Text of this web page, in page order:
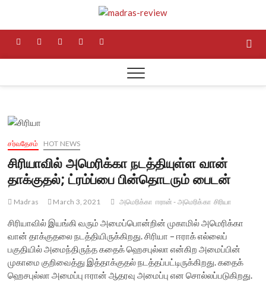
i
t
c
Madras
MEDIA
c
b
o
o
i
e
r
s
g
r
a
n
e
n
i
சர்வதேசம் HOT NEWS
சிரியாவில் அமெரிக்கா நடத்தியுள்ள வான்
தாக்குதல்; ட்ரம்ப்பை பின்தொடரும் பைடன்
Madras March 3, 2021 அமெரிக்கா ஈரான் - அமெரிக்கா சிரியா
சிரியாவில் இயங்கி வரும் அமைப்பொன்றின் முகாமில் அமெரிக்கா
வான் தாக்குதலை நடத்தியிருக்கிறது. சிரியா – ஈராக் எல்லைப்
பகுதியில் அமைந்திருந்த கதைக் ஹெசபுல்லா என்கிற அமைப்பின்
முகாமை குறிவைத்து இத்தாக்குதல் நடத்தப்பட்டிருக்கிறது. கதைக்
ஹெசபுல்லா அமைப்பு ஈரான் ஆதரவு அமைப்பு என சொல்லப்படுகிறது.